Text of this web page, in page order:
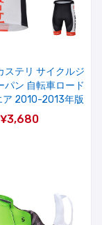
ステリ サイクルジ
パン 自転車ロード
ア 2010-2013年版
¥3,680